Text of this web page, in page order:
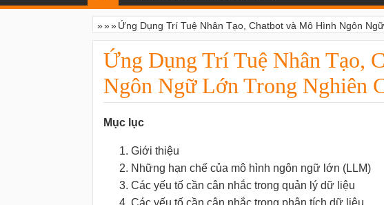
»»»Ứng Dụng Trí Tuệ Nhân Tạo, Chatbot và Mô Hình Ngôn
Ứng Dụng Trí Tuệ Nhân Tạo,
Ngôn Ngữ Lớn Trong Nghiên
Mục lục
Giới thiệu
Những hạn chế của mô hình ngôn ngữ lớn (LLM)
Các yếu tố cần cân nhắc trong quản lý dữ liệu